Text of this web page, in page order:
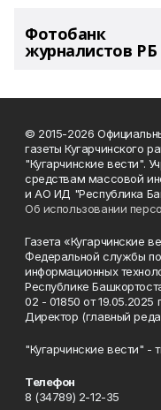
Фотобанк
журналистов РБ
© 2015-2026
газеты Кугарчинского
"Кугарчинские вести".
средствам массовой
и АО ИД "Республика
Об использовании
Газета «Кугарчинские
Федеральной службы
информационных
Республике
02 - 01850 от 19.05.2025
Директор (главный
"Кугарчинские вести" -
Телефон
8 (34789) 2-12-35